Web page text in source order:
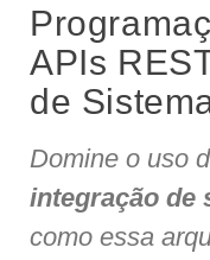
APIs
de
Domine o uso
integração de
como essa